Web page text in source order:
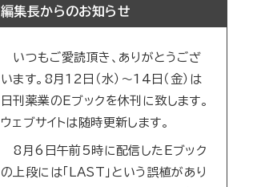
編集長からのお知らせ
いつもご愛読頂き、ありがとうござ
います。8月12日（水）～14日（金）は
日刊薬業のEブックを休刊に致します。
ウェブサイトは随時更新します。
8月6日午前5時に配信したEブック
の上段には「LAST」という誤植があり